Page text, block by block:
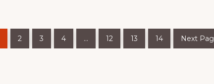
2 3 4 … 12 13 14 Next